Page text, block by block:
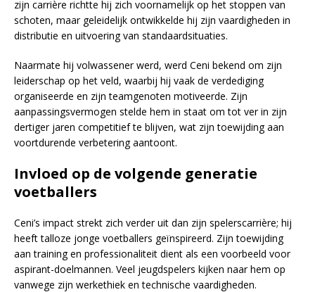
zijn carrière richtte hij zich voornamelijk op het stoppen van
schoten, maar geleidelijk ontwikkelde hij zijn vaardigheden in
distributie en uitvoering van standaardsituaties.
Naarmate hij volwassener werd, werd Ceni bekend om zijn
leiderschap op het veld, waarbij hij vaak de verdediging
organiseerde en zijn teamgenoten motiveerde. Zijn
aanpassingsvermogen stelde hem in staat om tot ver in zijn
dertiger jaren competitief te blijven, wat zijn toewijding aan
voortdurende verbetering aantoont.
Invloed op de volgende generatie
voetballers
Ceni’s impact strekt zich verder uit dan zijn spelerscarrière; hij
heeft talloze jonge voetballers geïnspireerd. Zijn toewijding
aan training en professionaliteit dient als een voorbeeld voor
aspirant-doelmannen. Veel jeugdspelers kijken naar hem op
vanwege zijn werkethiek en technische vaardigheden.